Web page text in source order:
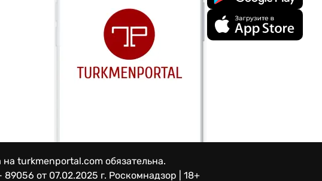
turkmenportal.com обязательна.
от 07.02.2025 г. Роскомнадзор | 18+